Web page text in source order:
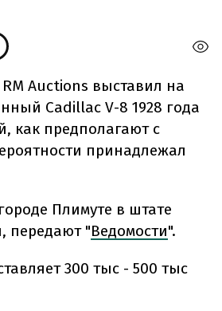
Auctions выставил на
Cadillac V-8 1928 года
как предполагают с
принадлежал
Плимуте в штате
передают "Ведомости".
300 тыс - 500 тыс